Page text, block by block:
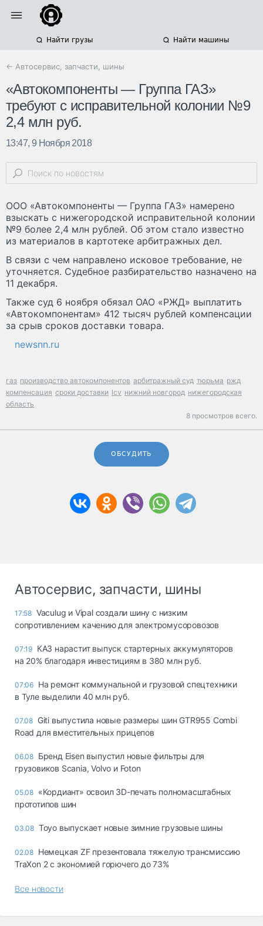
Найти грузы Найти машины
← Автосервис, запчасти, шины
«Автокомпоненты — Группа ГАЗ»
требуют с исправительной колонии №9
2,4 млн руб.
13:47, 9 Ноября 2018
ООО «Автокомпоненты — Группа ГАЗ» намерено
взыскать с нижегородской исправительной колонии
№9 более 2,4 млн рублей. Об этом стало известно
из материалов в картотеке арбитражных дел.
В связи с чем направлено исковое требование, не
уточняется. Судебное разбирательство назначено на
11 декабря.
Также суд 6 ноября обязал ОАО «РЖД» выплатить
«Автокомпонентам» 412 тысяч рублей компенсации
за срыв сроков доставки товара.
newsnn.ru
газ производство автокомпонентов арбитражный суд тюрьма ржд
компенсация сроки доставки lcv нижний новгород нижегородская
область
8 просмотров всего.
ОБСУДИТЬ
Автосервис, запчасти, шины
17:58 Vaculug и Vipal создали шину с низким
сопротивлением качению для электромусоровозов
07:19 КАЗ нарастит выпуск стартерных аккумуляторов
на 20% благодаря инвестициям в 380 млн руб.
07:06 На ремонт коммунальной и грузовой спецтехники
в Туле выделили 40 млн руб.
07.08 Giti выпустила новые размеры шин GTR955 Combi
Road для вместительных прицепов
06.08 Бренд Eisen выпустил новые фильтры для
грузовиков Scania, Volvo и Foton
05.08 «Кордиант» освоил 3D-печать полномасштабных
прототипов шин
03.08 Toyo выпускает новые зимние грузовые шины
02.08 Немецкая ZF презентовала тяжелую трансмиссию
TraXon 2 с экономией горючего до 73%
Все новости